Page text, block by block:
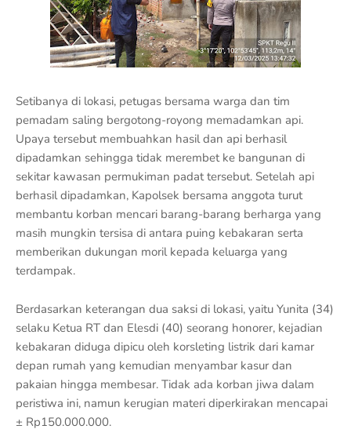
Setibanya di lokasi, petugas bersama warga dan tim
pemadam saling bergotong-royong memadamkan api.
Upaya tersebut membuahkan hasil dan api berhasil
dipadamkan sehingga tidak merembet ke bangunan di
sekitar kawasan permukiman padat tersebut. Setelah api
berhasil dipadamkan, Kapolsek bersama anggota turut
membantu korban mencari barang-barang berharga yang
masih mungkin tersisa di antara puing kebakaran serta
memberikan dukungan moril kepada keluarga yang
terdampak.
Berdasarkan keterangan dua saksi di lokasi, yaitu Yunita (34)
selaku Ketua RT dan Elesdi (40) seorang honorer, kejadian
kebakaran diduga dipicu oleh korsleting listrik dari kamar
depan rumah yang kemudian menyambar kasur dan
pakaian hingga membesar. Tidak ada korban jiwa dalam
peristiwa ini, namun kerugian materi diperkirakan mencapai
± Rp150.000.000.